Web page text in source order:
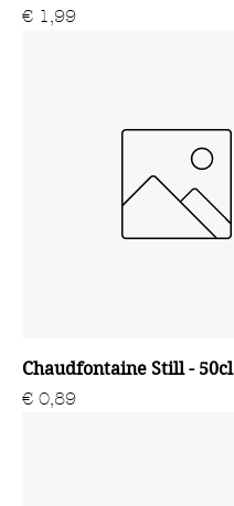
Prijs
€ 1,99
Chaudfontaine Still - 50cl
Prijs
€ 0,89